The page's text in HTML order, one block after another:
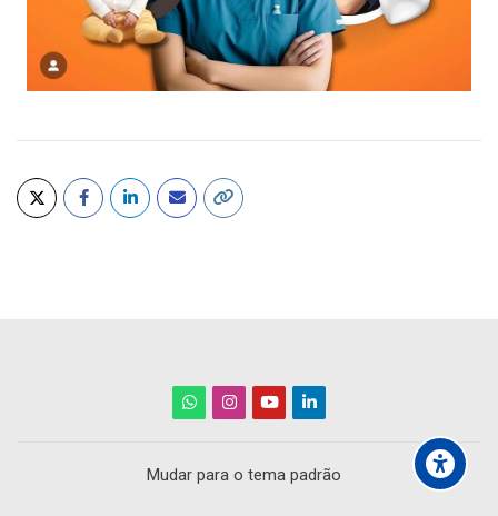
Mudar para o tema padrão